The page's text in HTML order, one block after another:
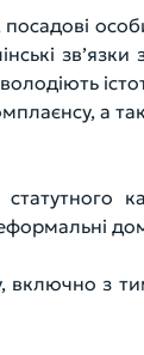
а
включно з